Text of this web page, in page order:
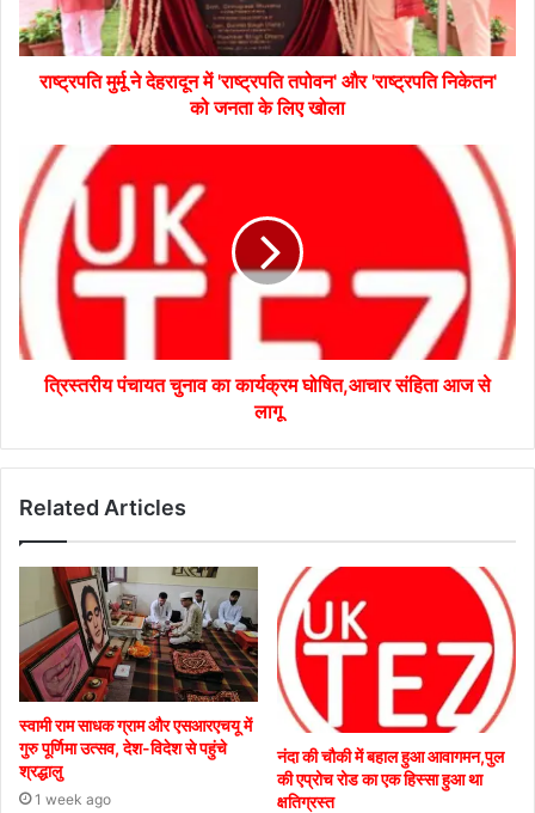
राष्ट्रपति मुर्मू ने देहरादून में 'राष्ट्रपति तपोवन' और 'राष्ट्रपति निकेतन'
को जनता के लिए खोला
त्रिस्तरीय पंचायत चुनाव का कार्यक्रम घोषित,आचार संहिता आज से
लागू
Related Articles
स्वामी राम साधक ग्राम और एसआरएचयू में
गुरु पूर्णिमा उत्सव, देश-विदेश से पहुंचे
श्रद्धालु
1 week ago
नंदा की चौकी में बहाल हुआ आवागमन,पुल
की एप्रोच रोड का एक हिस्सा हुआ था
क्षतिग्रस्त